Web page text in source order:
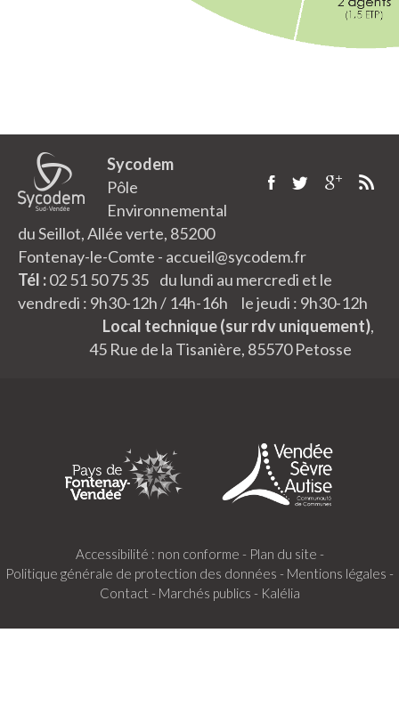
Sycodem
Pôle
Environnemental
du Seillot, Allée verte, 85200
Fontenay-le-Comte - accueil@sycodem.fr
Tél :02 51 50 75 35 du lundi au mercredi et le
vendredi : 9h30-12h / 14h-16h le jeudi : 9h30-12h
Local technique (sur rdv uniquement),
45 Rue de la Tisanière, 85570 Petosse
Accessibilité : non conforme - Plan du site -
Politique générale de protection des données - Mentions légales -
Contact - Marchés publics - Kalélia